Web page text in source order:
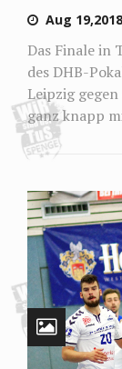
Aug 19,2018
Das Finale in
des DHB-
Leipzig
ganz knapp